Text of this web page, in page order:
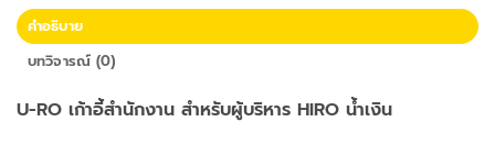
คำอธิบาย
บทวิจารณ์ (0)
U-RO เก้าอี้สำนักงาน สำหรับผู้บริหาร HIRO น้ำเงิน